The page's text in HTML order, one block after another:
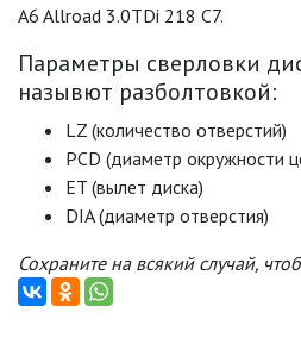
A6 Allroad 3.0TDi 218 C7.
Параметры сверловки
назывют разболтовкой:
LZ (количество отверстий)
PCD (диаметр окружности
ET (вылет диска)
DIA (диаметр отверстия)
Сохраните на всякий случай,